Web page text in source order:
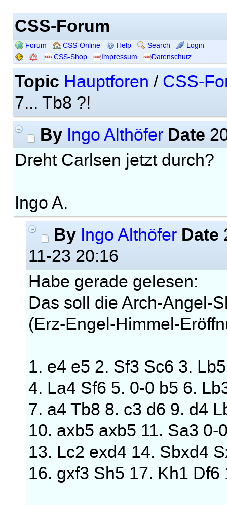
CSS-Forum
Forum CSS-Online Help Search
Login
CSS-Shop
Impressum Datenschutz
Topic Hauptforen / CSS-
7... Tb8 ?!
By Ingo Althöfer Date
Dreht Carlsen jetzt durch?
Ingo A.
By Ingo Althöfer Date
11-23 20:16
Habe gerade gelesen:
Das soll die Arch-Angel-
(Erz-Engel-Himmel-
1. e4 e5 2. Sf3 Sc6 3.
4. La4 Sf6 5. 0-0 b5 6.
7. a4 Tb8 8. c3 d6 9. d4
10. axb5 axb5 11. Sa3 0-
13. Lc2 exd4 14. Sbxd4
16. gxf3 Sh5 17. Kh1 Df6